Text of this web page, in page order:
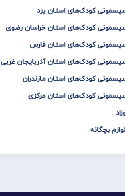
کودک‌های استان یزد
کودک‌های استان خراسان رضوی
کودک‌های استان فارس
کودک‌های استان آذربایجان غربی
کودک‌های استان مازندران
کودک‌های استان مرکزی
بچگانه